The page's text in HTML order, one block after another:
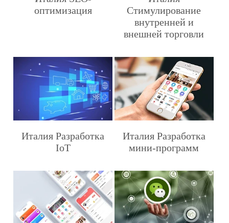
оптимизация
Стимулирование
внутренней и
внешней торговли
Италия Разработка
IoT
Италия Разработка
мини-программ